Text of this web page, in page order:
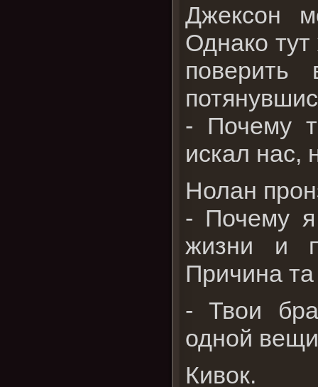
Джексон
Однако
поверить
- Почему
искал нас,
Нолан
- Почему я
жизни и
Причина
- Твои
одной
Кивок.